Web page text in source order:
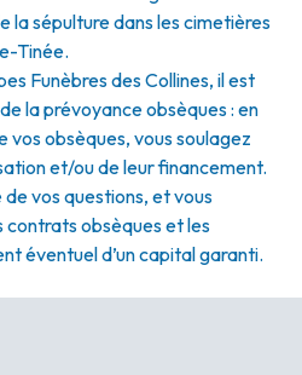
la sépulture dans les cimetières
Tinée.
Funèbres des Collines, il est
la prévoyance obsèques : en
obsèques, vous soulagez
et/ou de leur financement.
vos questions, et vous
obsèques et les
éventuel d’un capital garanti.